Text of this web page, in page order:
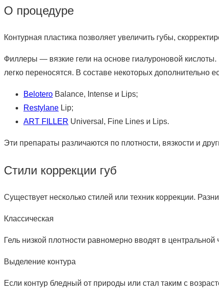
О процедуре
Контурная пластика позволяет увеличить губы,
Филлеры — вязкие гели на основе гиалуроновой кислоты.
легко переносятся. В составе некоторых
Belotero Balance, Intense и Lips;
Restylane Lip;
ART FILLER Universal, Fine Lines и Lips.
Эти препараты различаются по плотности, вязкости и
Стили коррекции губ
Существует несколько стилей или техник коррекции.
Классическая
Гель низкой плотности равномерно вводят в
Выделение контура
Если контур бледный от природы или стал таким с